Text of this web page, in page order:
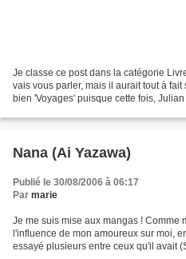
Je classe ce post dans la catégorie
vais vous parler, mais il aurait tout à
bien 'Voyages' puisque cette fois,
Nana (Ai Yazawa)
Publié le 30/08/2006 à 06:17
Par marie
Je me suis mise aux mangas ! Comme
l'influence de mon amoureux sur moi,
essayé plusieurs entre ceux qu'il avait